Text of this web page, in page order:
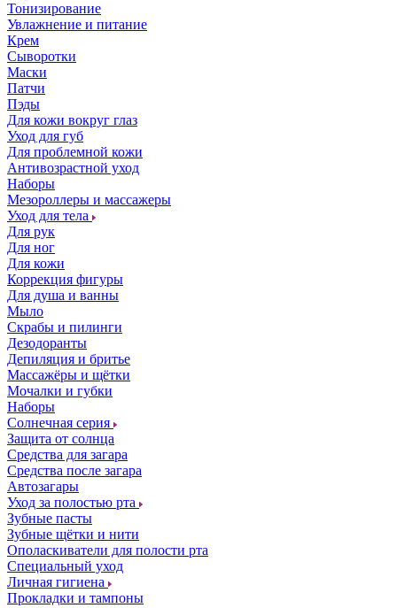
Тонизирование
Увлажнение и питание
Крем
Сыворотки
Маски
Патчи
Пэды
Для кожи вокруг глаз
Уход для губ
Для проблемной кожи
Антивозрастной уход
Наборы
Мезороллеры и массажеры
Уход для тела
Для рук
Для ног
Для кожи
Коррекция фигуры
Для душа и ванны
Мыло
Скрабы и пилинги
Дезодоранты
Депиляция и бритье
Массажёры и щётки
Мочалки и губки
Наборы
Солнечная серия
Защита от солнца
Средства для загара
Средства после загара
Автозагары
Уход за полостью рта
Зубные пасты
Зубные щётки и нити
Ополаскиватели для полости рта
Специальный уход
Личная гигиена
Прокладки и тампоны